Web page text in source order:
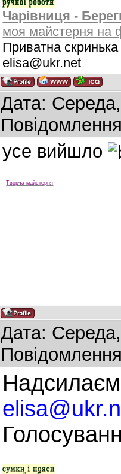
Чарівниця -
моя майстерня на
Приватна
elisa@ukr.net
Дата:
усе вийшло
Творча майстерня
Дата: